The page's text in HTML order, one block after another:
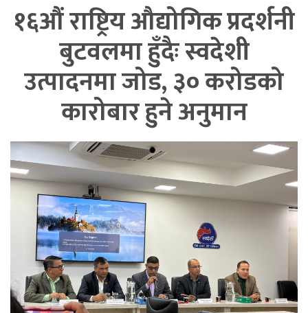
१६औं राष्ट्रिय औद्योगिक प्रदर्शनी
बुटवलमा हुँदैः स्वदेशी
उत्पादनमा जोड, ३० करोडको
कारोबार हुने अनुमान